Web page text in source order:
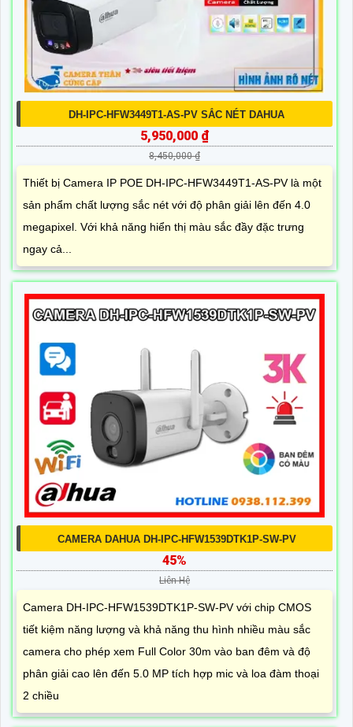
DH-IPC-HFW3449T1-AS-PV SẮC NÉT DAHUA
5,950,000 ₫
8,450,000 ₫
Thiết bị Camera IP POE DH-IPC-HFW3449T1-AS-PV là một
sản phẩm chất lượng sắc nét với độ phân giải lên đến 4.0
megapixel. Với khả năng hiển thị màu sắc đầy đặc trưng
ngay cả...
CAMERA DAHUA DH-IPC-HFW1539DTK1P-SW-PV
45%
Liên Hệ
Camera DH-IPC-HFW1539DTK1P-SW-PV với chip CMOS
tiết kiệm năng lượng và khả năng thu hình nhiều màu sắc
camera cho phép xem Full Color 30m vào ban đêm và độ
phân giải cao lên đến 5.0 MP tích hợp mic và loa đàm thoại
2 chiều